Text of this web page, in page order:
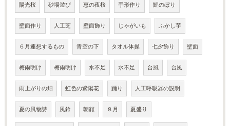
陽光桜 砂場遊び 恵の夜桜 手形作り 鯉のぼり
壁面作り 人工芝 壁面飾り じゃがいも ふかし芋
６月連想するもの 青空の下 タオル体操 七夕飾り 壁面
梅雨明け 梅雨明け 水不足 水不足 台風 台風
雨上がりの畑 虹色の紫陽花 踊り 人工呼吸器の説明
夏の風物詩 風鈴 朝顔 ８月 夏盛り